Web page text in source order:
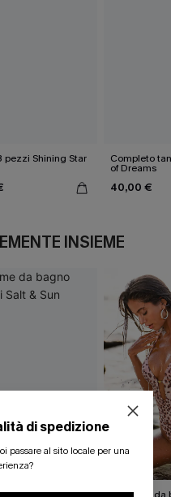
pezzi Shining Star Completo
of Dreams
40,00 €
INSIEME
di spedizione
passare al sito locale per una